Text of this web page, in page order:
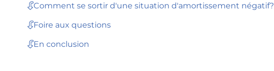
Comment se sortir d'une situation d'amortissement négatif?
Foire aux questions
En conclusion